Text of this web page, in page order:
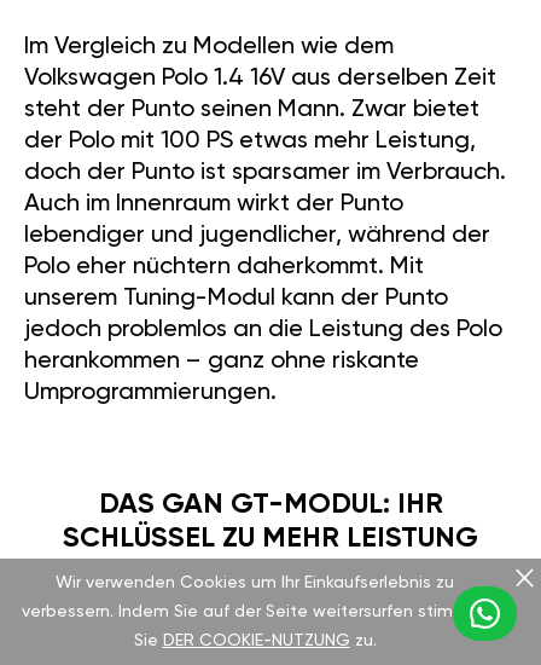
Im Vergleich zu Modellen wie dem
Volkswagen Polo 1.4 16V aus derselben Zeit
steht der Punto seinen Mann. Zwar bietet
der Polo mit 100 PS etwas mehr Leistung,
doch der Punto ist sparsamer im Verbrauch.
Auch im Innenraum wirkt der Punto
lebendiger und jugendlicher, während der
Polo eher nüchtern daherkommt. Mit
unserem Tuning-Modul kann der Punto
jedoch problemlos an die Leistung des Polo
herankommen – ganz ohne riskante
Umprogrammierungen.
DAS GAN GT-MODUL: IHR
SCHLÜSSEL ZU MEHR LEISTUNG
Unser GAN GT-Modul ist ein echter
Wendepunkt für Ihren Punto. Die Installation
Wir verwenden Cookies um Ihr Einkaufserlebnis zu
verbessern. Indem Sie auf der Seite weitersurfen stimmen
Sie DER COOKIE-NUTZUNG zu.